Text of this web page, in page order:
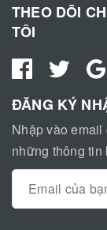
THEO DÕI
TÔI
ĐĂNG KÝ
Nhập vào
những thông tin